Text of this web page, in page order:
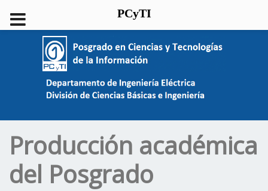
Producción académica
del Posgrado
PCyTI